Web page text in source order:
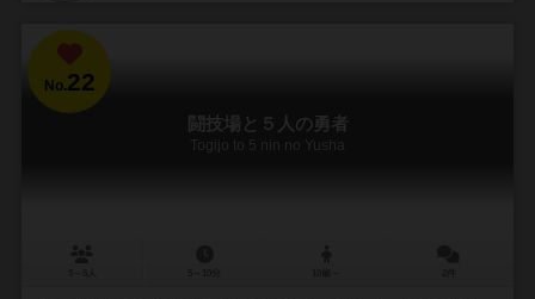
No.22
闘技場と５人の勇者
Togijo to 5 nin no Yusha